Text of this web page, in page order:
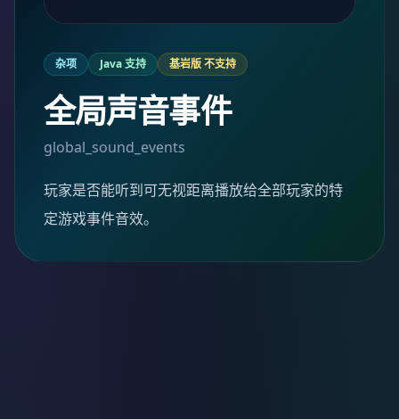
杂项 Java 支持 基岩版 不支持
全局声音事件
global_sound_events
玩家是否能听到可无视距离播放给全部玩家的特
定游戏事件音效。